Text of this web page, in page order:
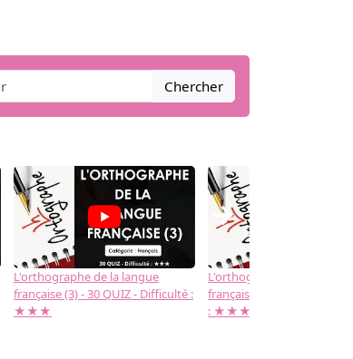
Chercher
L'orthographe de la langue
française (3) - 30 QUIZ - Difficulté :
★★★
L'orthographe de la langue
française (2) -( 20 QUIZ -
: ★★★
→